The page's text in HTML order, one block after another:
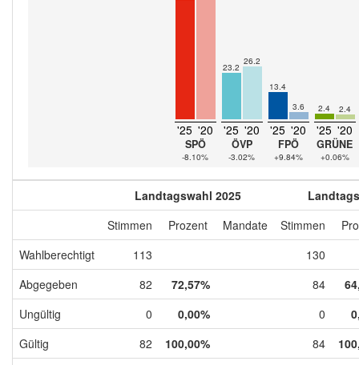
'25 '20
SPÖ
-8.10%
23.2
26.2
'25 '20
ÖVP
-3.02%
13.4
3.6
'25 '20
FPÖ
+9.84%
2.4 2.4
'25 '20
GRÜNE
+0.06%
Landtagswahl 2025
Stimmen
Prozent Mandate Stimmen
Wahlberechtigt
113
130
Abgegeben
82 72,57% 84
Ungültig
0 0,00% 0
Gültig
82 100,00% 84